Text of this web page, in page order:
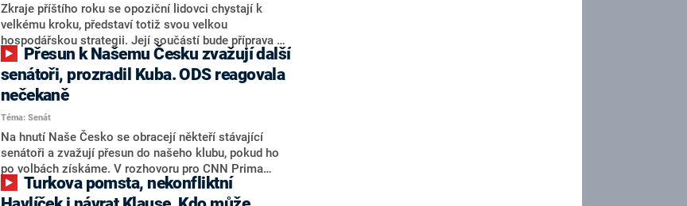
Zkraje příštího roku se opoziční lidovci chystají k
velkému kroku, představí totiž svou velkou
hospodářskou strategii. Její součástí bude příprava na
stárnutí populace, řekl ve středu na setkání s novináři
nový předseda lidovců Jan Grolich. Ten zároveň v
senátních volbách kandiduje ve Vyškově. Popsal i
aktivitu opozice, o níž vládní strany nebo političtí
komentátoři mluví jako o slabé a v defenzivě. „Je to
úmorná práce upozorňovat na chyby vlády. Ministři s
námi navíc nechodí do debat. Chceme ale ukazovat
svoje témata,“ odpověděl Grolich na dotaz CNN Prima
NEWS.
senátoři, prozradil Kuba. ODS reagovala
nečekaně
Téma: Senát
Na hnutí Naše Česko se obracejí někteří stávající
senátoři a zvažují přesun do našeho klubu, pokud ho
po volbách získáme. V rozhovoru pro CNN Prima
NEWS to řekl zakladatel hnutí a jihočeský hejtman
Martin Kuba. Konkrétní nebyl, ale získat by takto mohl